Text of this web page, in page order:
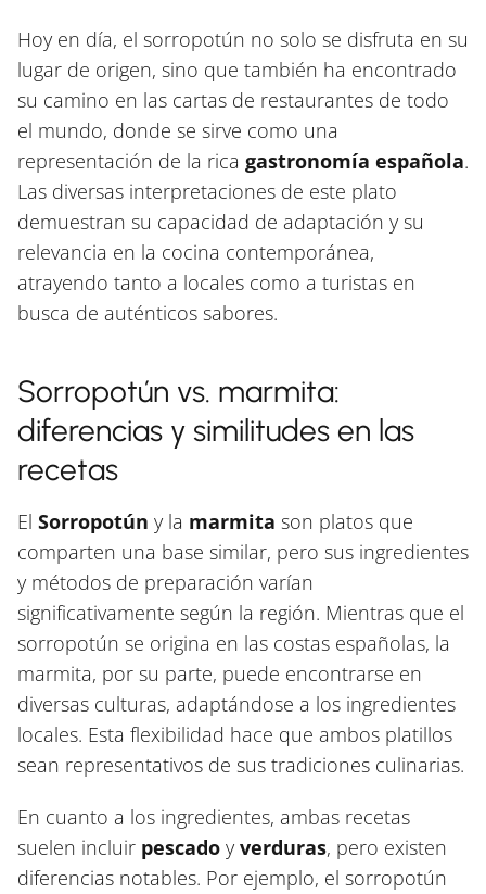
Hoy en día, el sorropotún no solo se disfruta en su
lugar de origen, sino que también ha encontrado
su camino en las cartas de restaurantes de todo
el mundo, donde se sirve como una
representación de la rica gastronomía española.
Las diversas interpretaciones de este plato
demuestran su capacidad de adaptación y su
relevancia en la cocina contemporánea,
atrayendo tanto a locales como a turistas en
busca de auténticos sabores.
Sorropotún vs. marmita:
diferencias y similitudes en las
recetas
El Sorropotún y la marmita son platos que
comparten una base similar, pero sus ingredientes
y métodos de preparación varían
significativamente según la región. Mientras que el
sorropotún se origina en las costas españolas, la
marmita, por su parte, puede encontrarse en
diversas culturas, adaptándose a los ingredientes
locales. Esta flexibilidad hace que ambos platillos
sean representativos de sus tradiciones culinarias.
En cuanto a los ingredientes, ambas recetas
suelen incluir pescado yverduras, pero existen
diferencias notables. Por ejemplo, el sorropotún